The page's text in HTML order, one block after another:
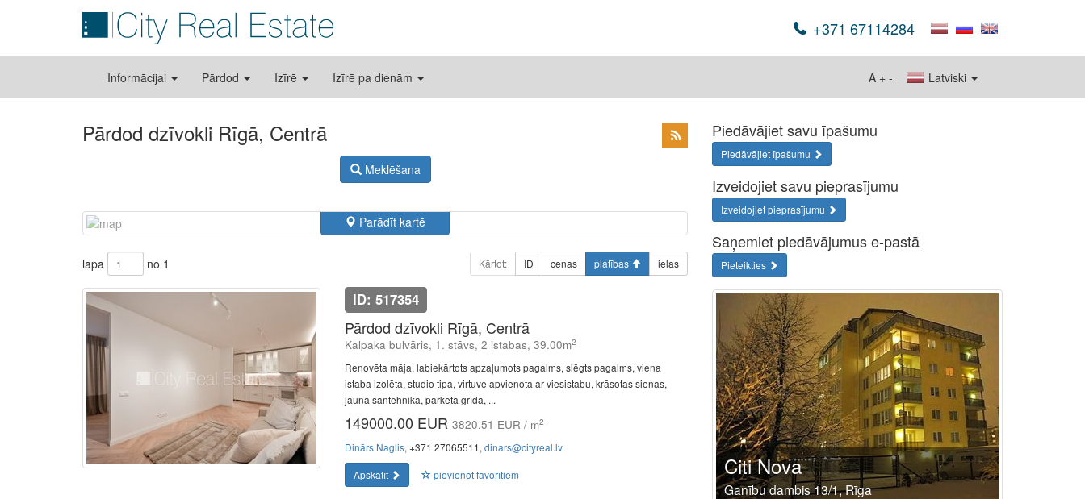
+371 67114284
Informācijai Pārdod Izīrē Izīrē pa dienām Latviski
A + -
Pārdod dzīvokli Rīgā, Centrā
Meklēšana
Parādīt kartē
lapa no 1 Kārtot: ID cenas platības ielas
ID: 517354
Pārdod dzīvokli Rīgā, Centrā
Kalpaka bulvāris, 1. stāvs, 2 istabas, 39.00m2
Renovēta māja, labiekārtots apzaļumots pagalms, slēgts pagalms, viena
istaba izolēta, studio tipa, virtuve apvienota ar viesistabu, krāsotas sienas,
jauna santehnika, parketa grīda, ...
149000.00 EUR 3820.51 EUR / m2
Dinārs Naglis, +371 27065511, dinars@cityreal.lv
Apskatīt
pievienot favorītiem
Piedāvājiet savu īpašumu
Piedāvājiet īpašumu
Izveidojiet savu pieprasījumu
Izveidojiet pieprasījumu
Saņemiet piedāvājumus e-pastā
Pieteikties
Citi Nova
Ganību dambis 13/1, Rīga